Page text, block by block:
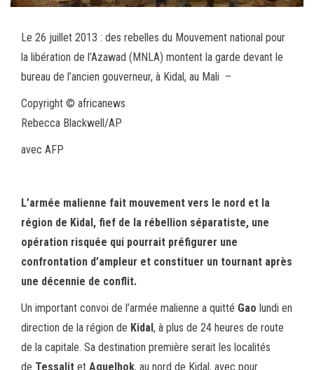
Le 26 juillet 2013 : des rebelles du Mouvement national pour
la libération de l’Azawad (MNLA) montent la garde devant le
bureau de l’ancien gouverneur, à Kidal, au Mali –
Copyright © africanews
Rebecca Blackwell/AP
avec AFP
L’armée malienne fait mouvement vers le nord et la
région de Kidal, fief de la rébellion séparatiste, une
opération risquée qui pourrait préfigurer une
confrontation d’ampleur et constituer un tournant après
une décennie de conflit.
Un important convoi de l’armée malienne a quitté Gao lundi en
direction de la région de Kidal , à plus de 24 heures de route
de la capitale. Sa destination première serait les localités
de Tessalit et Aguelhok, au nord de Kidal, avec pour